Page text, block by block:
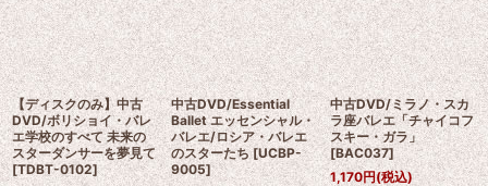
【ディスクのみ】中古
DVD/ボリショイ・バレ
エ学校のすべて 未来の
スターダンサーを夢見て
[TDBT-0102]
中古DVD/Essential
Ballet エッセンシャル・
バレエ/ロシア・バレエ
のスターたち [UCBP-
9005]
中古DVD/ミラノ・スカ
ラ座バレエ「チャイコフ
スキー・ガラ」
[BAC037]
1,170円(税込)